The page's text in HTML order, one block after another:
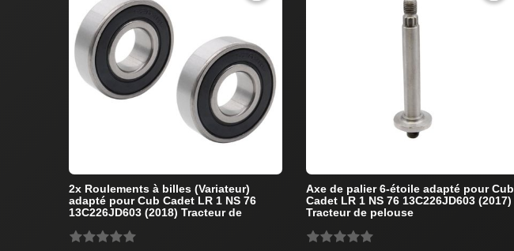
2x Roulements à billes (Variateur)
adapté pour Cub Cadet LR 1 NS 76
13C226JD603 (2018) Tracteur de
Axe de palier 6-étoile adapté pour Cub
Cadet LR 1 NS 76 13C226JD603 (2017)
Tracteur de pelouse